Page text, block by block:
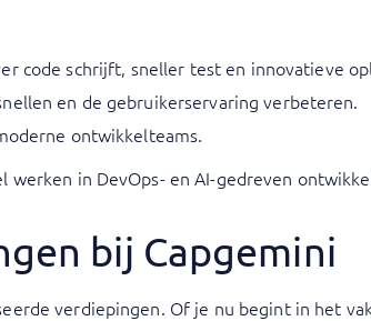
code schrijft, sneller test en innovatieve
en de gebruikerservaring verbeteren.
ontwikkelteams.
werken in DevOps- en AI-gedreven
bij Capgemini
verdiepingen. Of je nu begint in het